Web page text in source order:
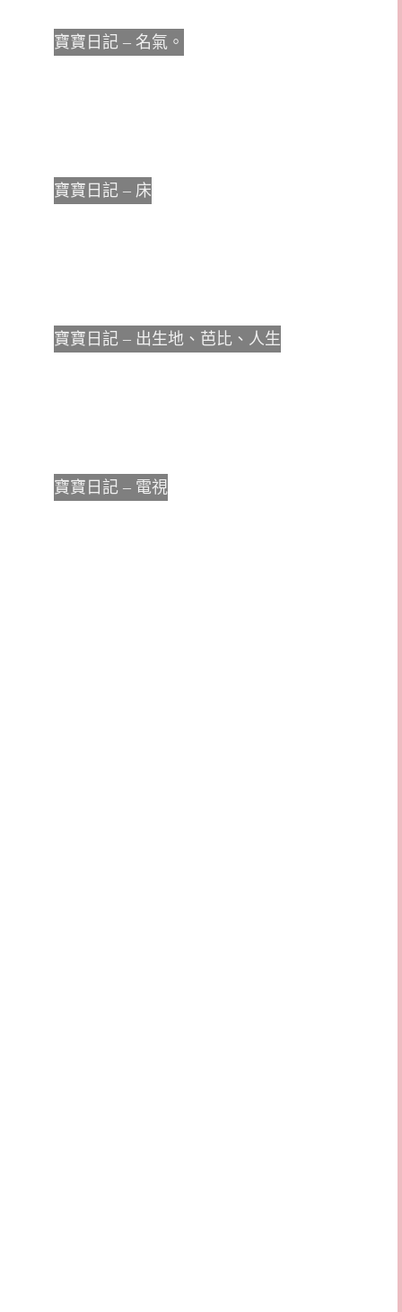
寶寶日記 – 名氣。
寶寶日記 – 床
寶寶日記 – 出生地、芭比、人生
寶寶日記 – 電視